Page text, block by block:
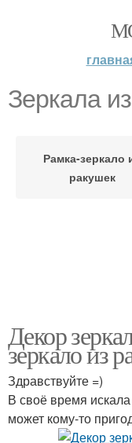
Зеркала
Рамка-зеркало
ракушек
Декор
зеркало из
Здравствуйте =)
В своё время
может кому-то